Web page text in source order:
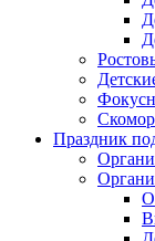
Праздник